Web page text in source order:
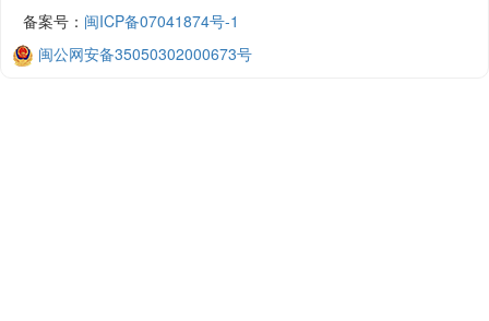
备案号： 闽ICP备07041874号-1
闽公网安备35050302000673号